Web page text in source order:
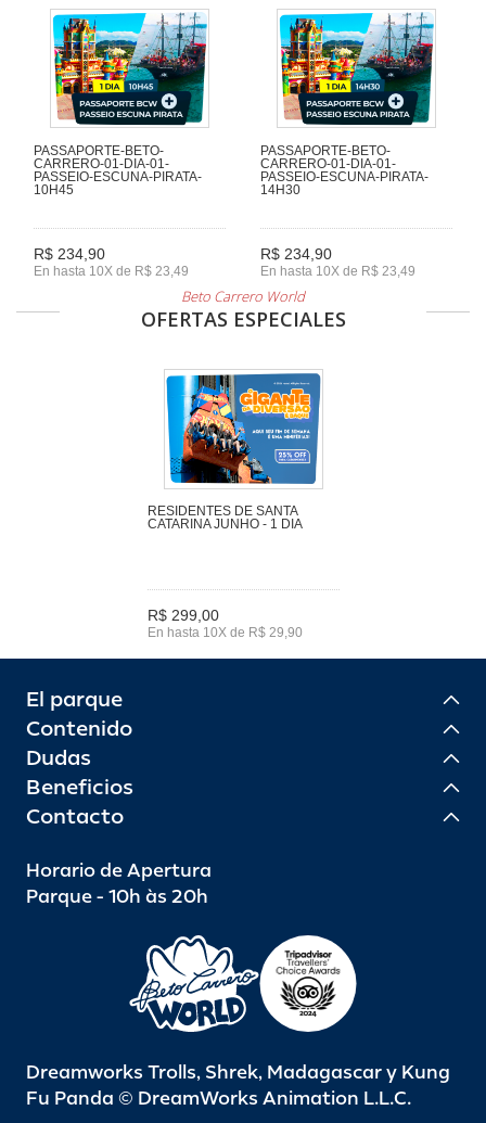
PASSAPORTE-BETO-
CARRERO-01-DIA-01-
PASSEIO-ESCUNA-PIRATA-
10H45
R$ 234,90
En hasta 10X de R$ 23,49
PASSAPORTE-BETO-
CARRERO-01-DIA-01-
PASSEIO-ESCUNA-PIRATA-
14H30
R$ 234,90
En hasta 10X de R$ 23,49
Beto Carrero World
OFERTAS ESPECIALES
RESIDENTES DE SANTA
CATARINA JUNHO - 1 DIA
R$ 299,00
En hasta 10X de R$ 29,90
El parque
Contenido
Dudas
Beneficios
Contacto
Horario de Apertura
Parque - 10h às 20h
Dreamworks Trolls, Shrek, Madagascar y Kung
Fu Panda © DreamWorks Animation L.L.C.